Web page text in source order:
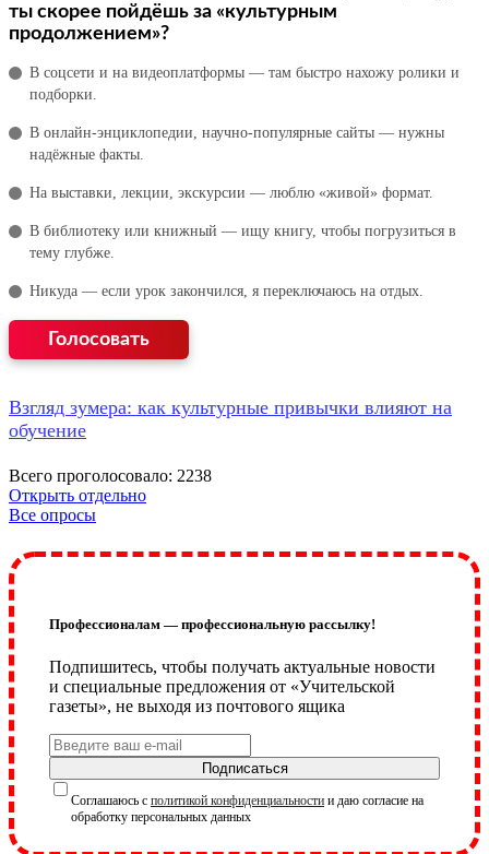
ты скорее пойдёшь за «культурным
продолжением»?
В соцсети и на видеоплатформы — там быстро нахожу ролики и
подборки.
В онлайн‑энциклопедии, научно‑популярные сайты — нужны
надёжные факты.
На выставки, лекции, экскурсии — люблю «живой» формат.
В библиотеку или книжный — ищу книгу, чтобы погрузиться в
тему глубже.
Никуда — если урок закончился, я переключаюсь на отдых.
Взгляд зумера: как культурные привычки влияют на
обучение
Всего проголосовало: 2238
Открыть отдельно
Все опросы
Профессионалам — профессиональную рассылку!
Подпишитесь, чтобы получать актуальные новости
и специальные предложения от «Учительской
газеты», не выходя из почтового ящика
Подписаться
Соглашаюсь с политикой конфиденциальности и даю согласие на
обработку персональных данных